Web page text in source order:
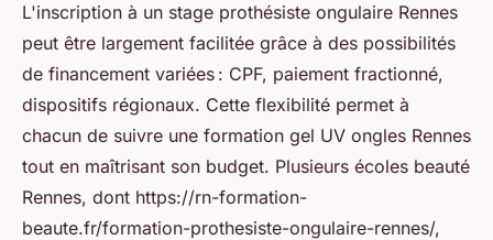
L'inscription à un stage prothésiste ongulaire Rennes
peut être largement facilitée grâce à des possibilités
de financement variées : CPF, paiement fractionné,
dispositifs régionaux. Cette flexibilité permet à
chacun de suivre une formation gel UV ongles Rennes
tout en maîtrisant son budget. Plusieurs écoles beauté
Rennes, dont https://rn-formation-
beaute.fr/formation-prothesiste-ongulaire-rennes/,